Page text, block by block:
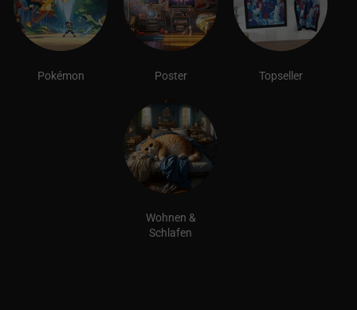
Pokémon Poster Topseller
Wohnen &
Schlafen